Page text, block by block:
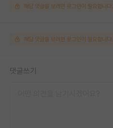
해당 댓글을 보려면 로그인이 필요합니다.
해당 댓글을 보려면 로그인이 필요합니다.
댓글쓰기